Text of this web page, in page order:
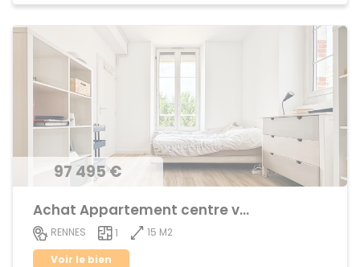
97 495 €
Achat Appartement centre ville
RENNES 1
15 M2
Voir le bien